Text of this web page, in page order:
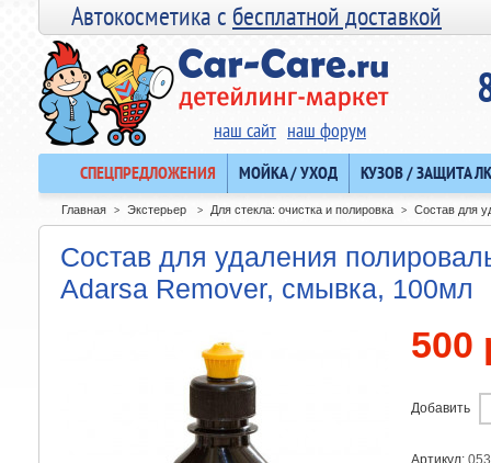
Автокосметика сбесплатной доставкой
наш сайт наш форум
СПЕЦПРЕДЛОЖЕНИЯ МОЙКА / УХОД КУЗОВ / ЗАЩИТА
Главная > Экстерьер > Для стекла: очистка и полировка > Состав для
Состав для удаления
Adarsa Remover, смывка, 100мл
500
Добавить
Артикул: